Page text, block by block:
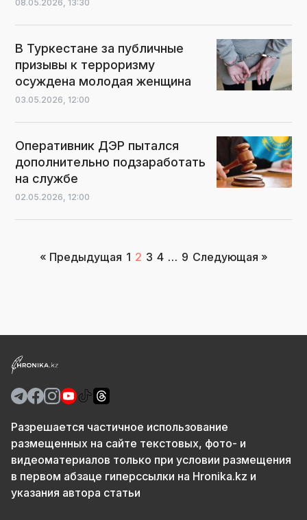
08.05.2026, 13:30
В Туркестане за публичные
призывы к терроризму
осуждена молодая женщина
03.05.2026, 12:00
Оперативник ДЭР пытался
дополнительно подзаработать
на службе
02.05.2026, 12:00
Пагинация
« Предыдущая 1 2 3 4 … 9 Следующая »
Разрешается частичное использование
размещенных на сайте текстовых, фото- и
видеоматериалов только при условии размещения
в первом абзаце гиперссылки на Hronika.kz и
указания автора статьи